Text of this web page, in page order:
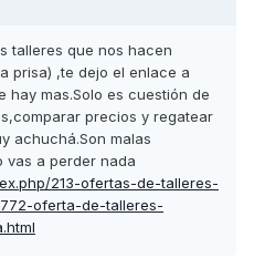
talleres que nos hacen
prisa) ,te dejo el enlace a
hay mas.Solo es cuestión de
precios y regatear
achuchá.Son malas
vas a perder nada
213-ofertas-de-talleres-
oferta-de-talleres-